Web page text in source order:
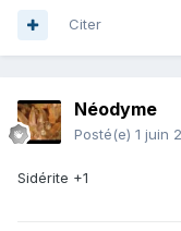
Citer
Néodyme
Posté(e) 1 juin
Sidérite +1